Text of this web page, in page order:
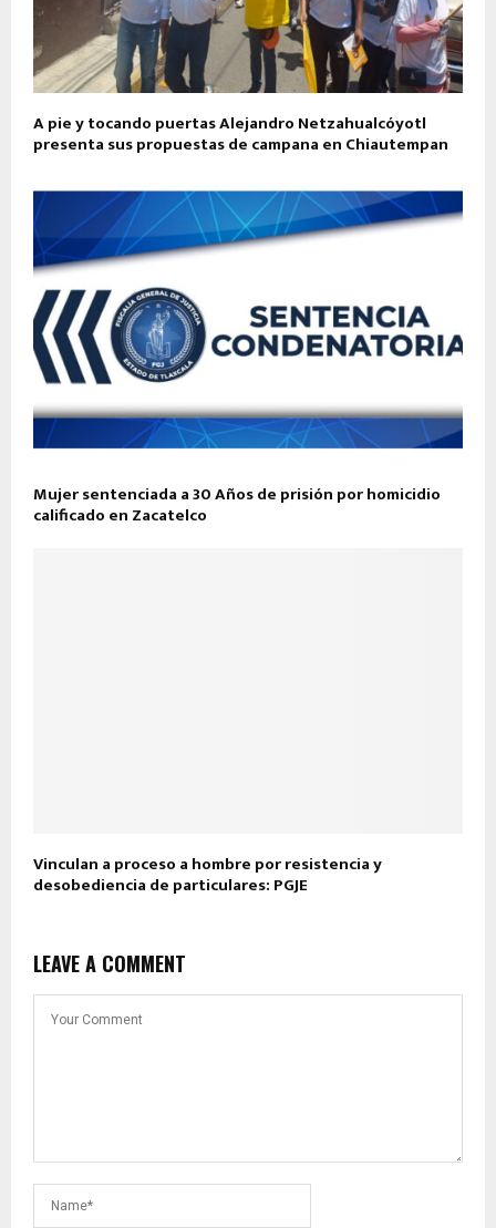
A pie y tocando puertas Alejandro Netzahualcóyotl
presenta sus propuestas de campana en Chiautempan
Mujer sentenciada a 30 Años de prisión por homicidio
calificado en Zacatelco
Vinculan a proceso a hombre por resistencia y
desobediencia de particulares: PGJE
LEAVE A COMMENT